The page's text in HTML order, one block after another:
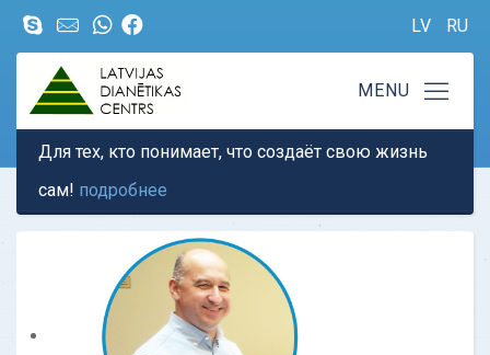
LV RU
Для тех, кто понимает, что создаёт свою жизнь
сам! подробнее